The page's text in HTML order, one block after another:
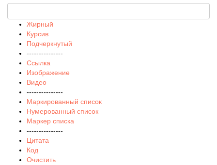
Жирный
Курсив
Подчеркнутый
---------------
Ссылка
Изображение
Видео
---------------
Маркированный список
Нумерованный список
Маркер списка
---------------
Цитата
Код
Очистить